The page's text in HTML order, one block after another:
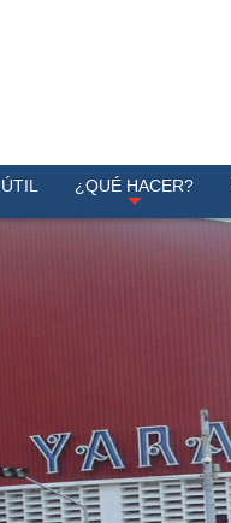
¿QUÉ HACER?